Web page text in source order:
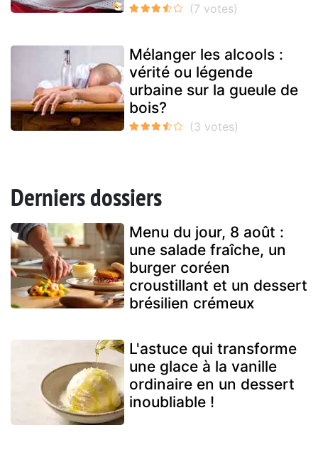
Mélanger les alcools :
vérité ou légende
urbaine sur la gueule de
bois?
Derniers dossiers
Menu du jour, 8 août :
une salade fraîche, un
burger coréen
croustillant et un dessert
brésilien crémeux
L'astuce qui transforme
une glace à la vanille
ordinaire en un dessert
inoubliable !